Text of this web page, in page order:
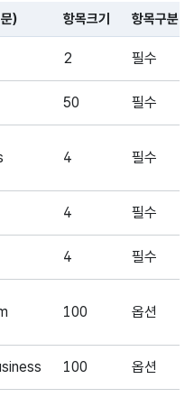
Element) 항목에 대한
) 항목크기 항목구분
2 필수
50 필수
4 필수
4 필수
4 필수
100 옵션
100 옵션